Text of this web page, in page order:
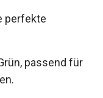
perfekte
passend für